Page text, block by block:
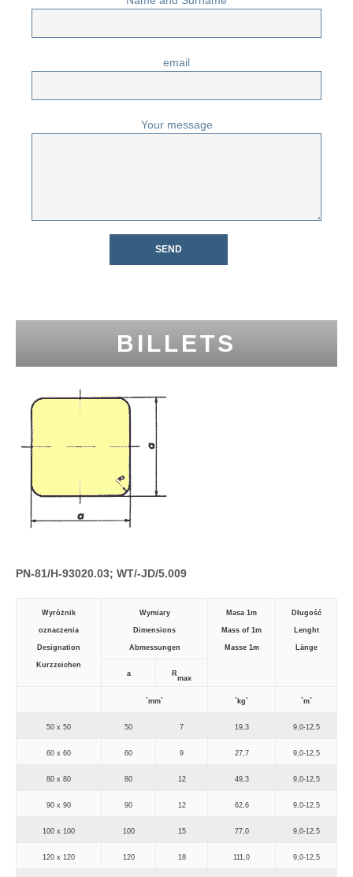
email
Your message
BILLETS
PN-81/H-93020.03; WT/-JD/5.009
Wyróżnik
oznaczenia
Designation
Kurzzeichen
Wymiary
Dimensions
Abmessungen
Masa 1m
Mass of 1m
Masse 1m
Długość
Lenght
Länge
a R
max
`mm` `kg` `m`
50 x 50 50 7 19,3 9,0-12,5
60 x 60 60 9 27,7 9,0-12,5
80 x 80 80 12 49,3 9,0-12,5
90 x 90 90 12 62,6 9,0-12,5
100 x 100 100 15 77,0 9,0-12,5
120 x 120 120 18 111,0 9,0-12,5